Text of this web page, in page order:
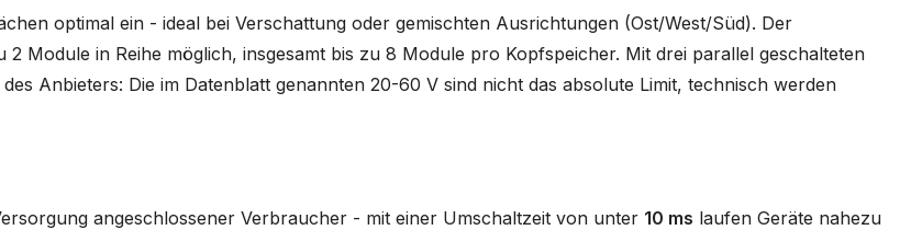
optimal ein - ideal bei Verschattung oder gemischten Ausrichtungen (Ost/West/Süd). Der
Module in Reihe möglich, insgesamt bis zu 8 Module pro Kopfspeicher. Mit drei parallel geschalteten
Anbieters: Die im Datenblatt genannten 20-60 V sind nicht das absolute Limit, technisch werden
angeschlossener Verbraucher - mit einer Umschaltzeit von unter 10 ms laufen Geräte nahezu